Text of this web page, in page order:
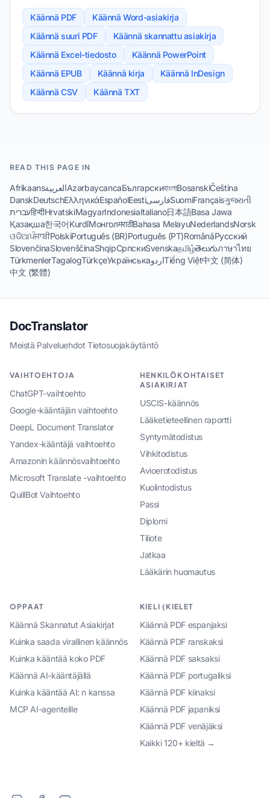
Käännä PDF
Käännä Word-asiakirja
Käännä suuri PDF
Käännä skannattu asiakirja
Käännä Excel-tiedosto
Käännä PowerPoint
Käännä EPUB
Käännä kirja
Käännä InDesign
Käännä CSV
Käännä TXT
READ THIS PAGE IN
AfrikaansالعربيةAzərbaycancaБългарскиবাংলাBosanskiČeština
DanskDeutschΕλληνικάEspañolEestiفارسیSuomiFrançaisગુજરાતી
עבריתहिन्दीHrvatskiMagyarIndonesiaItaliano日本語Basa Jawa
Қазақша한국어KurdîМонголमराठीBahasa MelayuNederlandsNorsk
ଓଡିଆਪੰਜਾਬੀPolskiPortuguês (BR)Português (PT)RomânăРусский
SlovenčinaSlovenščinaShqipСрпскиSvenskaதமிழ்తెలుగుภาษาไทย
TürkmenlerTagalogTürkçeУкраїнськаاردوTiếng Việt中文 (简体)
中文 (繁體)
DocTranslator
Meistä·Palveluehdot·Tietosuojakäytäntö
VAIHTOEHTOJA
ChatGPT-vaihtoehto
Google-kääntäjän vaihtoehto
DeepL Document Translator
Yandex-kääntäjä vaihtoehto
Amazonin käännösvaihtoehto
Microsoft Translate -vaihtoehto
QuillBot Vaihtoehto
HENKILÖKOHTAISET
ASIAKIRJAT
USCIS-käännös
Lääketieteellinen raportti
Syntymätodistus
Vihkitodistus
Avioerotodistus
Kuolintodistus
Passi
Diplomi
Tiliote
Jatkaa
Lääkärin huomautus
OPPAAT
Käännä Skannatut Asiakirjat
Kuinka saada virallinen käännös
Kuinka kääntää koko PDF
Käännä AI-kääntäjällä
Kuinka kääntää AI: n kanssa
MCP AI-agenteille
KIELI (KIELET
Käännä PDF espanjaksi
Käännä PDF ranskaksi
Käännä PDF saksaksi
Käännä PDF portugaliksi
Käännä PDF kiinaksi
Käännä PDF japaniksi
Käännä PDF venäjäksi
Kaikki 120+ kieltä →